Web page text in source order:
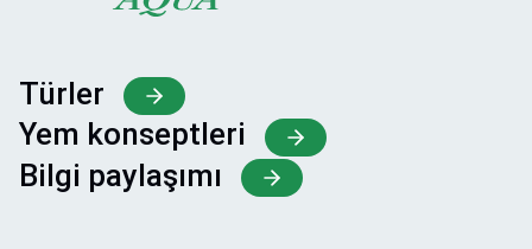
Türler
Yem konseptleri
Bilgi paylaşımı